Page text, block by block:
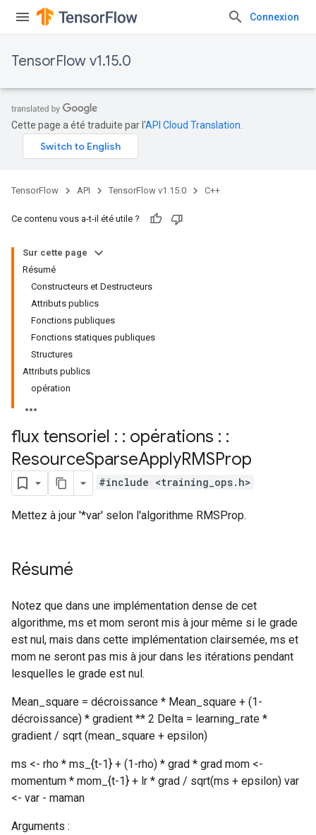
Connexion
TensorFlow v1.15.0
Cette page a été traduite par l'API Cloud Translation
TensorFlow API TensorFlow v1.15.0 C++
Ce contenu vous a-t-il été utile ?
Sur cette page
Résumé
Constructeurs et Destructeurs
Attributs publics
Fonctions publiques
Fonctions statiques publiques
Structures
Attributs publics
opération
flux tensoriel : : opérations : :
ResourceSparseApplyRMSProp
#include <training_ops.h>
Mettez à jour '*var' selon l'algorithme RMSProp.
Résumé
Notez que dans une implémentation dense de cet
algorithme, ms et mom seront mis à jour même si le grade
est nul, mais dans cette implémentation clairsemée, ms et
mom ne seront pas mis à jour dans les itérations pendant
lesquelles le grade est nul.
Mean_square = décroissance * Mean_square + (1-
décroissance) * gradient ** 2 Delta = learning_rate *
gradient / sqrt (mean_square + epsilon)
ms <- rho * ms_{t-1} + (1-rho) * grad * grad mom <-
momentum * mom_{t-1} + lr * grad / sqrt(ms + epsilon) var
<- var - maman
Arguments :